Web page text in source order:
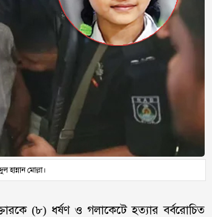
হান্নান মোল্লা।
(৮) ধর্ষণ ও গলাকেটে হত্যার বর্বরোচিত